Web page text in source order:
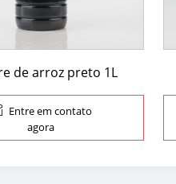
de arroz preto 1L
Entre em contato
agora